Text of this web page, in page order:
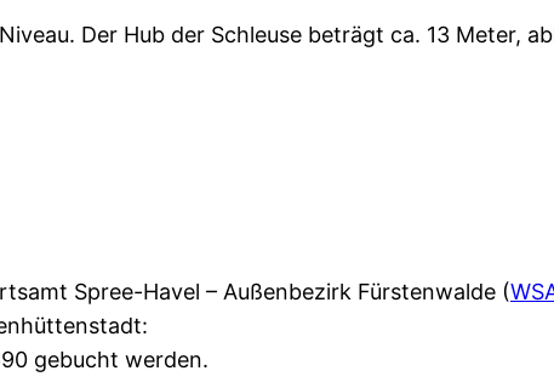
Der Hub der Schleuse beträgt ca. 13 Meter,
Spree-Havel – Außenbezirk Fürstenwalde (
gebucht werden.